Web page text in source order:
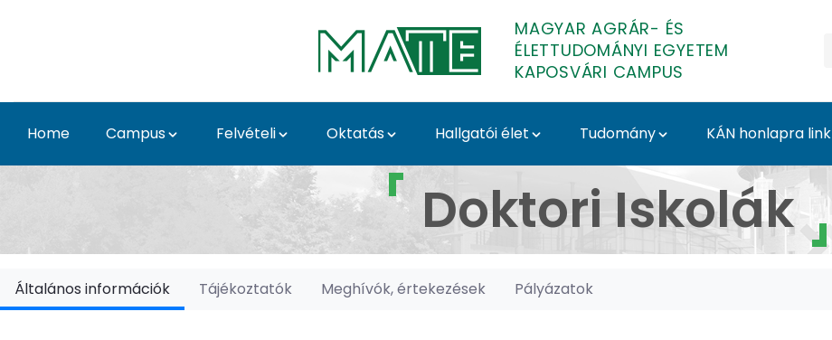
MAGYAR AGRÁR- ÉS
ÉLETTUDOMÁNYI EGYETEM
KAPOSVÁRI CAMPUS
Home Campus Felvételi Oktatás Hallgatói élet Tudomány KÁN honlapra link
Doktori Iskolák - Kaposvári Campus
Doktori Iskolák
Általános információk Tájékoztatók Meghívók, értekezések Pályázatok